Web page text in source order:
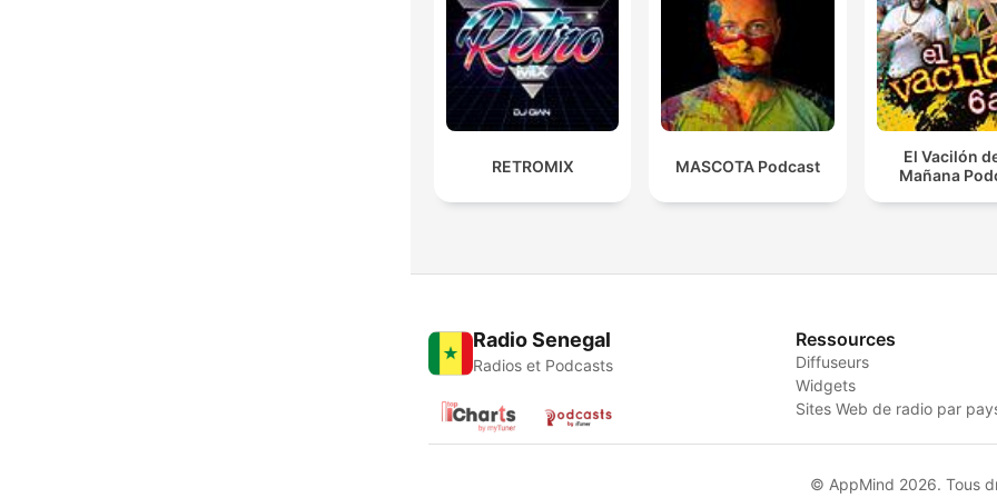
RETROMIX MASCOTA Podcast
El Vacilón
Mañana
Radio Senegal
Radios et Podcasts
Ressources
Diffuseurs
Widgets
Sites Web de radio par
© AppMind 2026. Tous